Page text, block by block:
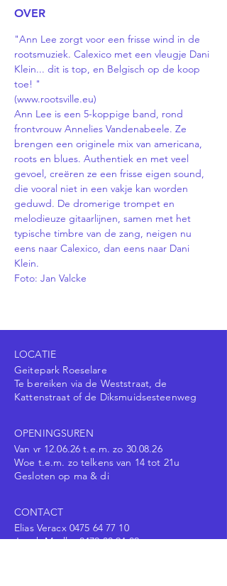
OVER
"Ann Lee zorgt voor een frisse wind in de
rootsmuziek. Calexico met een vleugje Dani
Klein... dit is top, en Belgisch op de koop
toe! "
(www.rootsville.eu)
Ann Lee is een 5-koppige band, rond
frontvrouw Annelies Vandenabeele. Ze
brengen een originele mix van americana,
roots en blues. Authentiek en met veel
gevoel, creëren ze een frisse eigen sound,
die vooral niet in een vakje kan worden
geduwd. De dromerige trompet en
melodieuze gitaarlijnen, samen met het
typische timbre van de zang, neigen nu
eens naar Calexico, dan eens naar Dani
Klein.
Foto: Jan Valcke
LOCATIE
Geitepark Roeselare
Te bereiken via de Weststraat, de
Kattenstraat of de Diksmuidsesteenweg
OPENINGSUREN
Van vr 12.06.26 t.e.m. zo 30.08.26
Woe t.e.m. zo telkens van 14 tot 21u
Gesloten op ma & di
CONTACT
Elias Veracx 0475 64 77 10
Jonah Muylle:0479 80 94 82